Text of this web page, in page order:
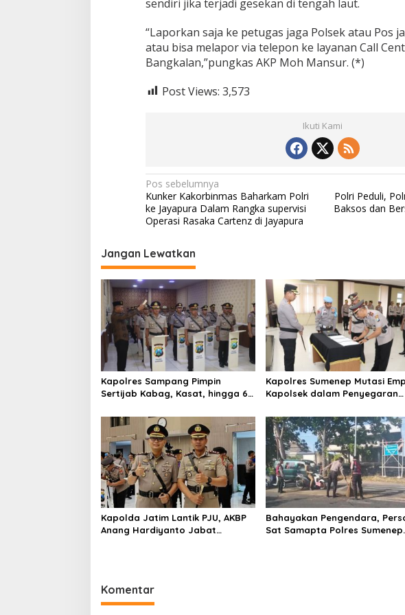
sendiri jika terjadi gesekan di tengah laut.
“Laporkan saja ke petugas jaga Polsek atau Pos
atau bisa melapor via telepon ke layanan Call
Bangkalan,”pungkas AKP Moh Mansur. (*)
Post Views: 3,573
Ikuti Kami
N
a
v
i
g
a
s
i
p
o
s
Pos sebelumnya
Kunker Kakorbinmas Baharkam Polri
ke Jayapura Dalam Rangka supervisi
Operasi Rasaka Cartenz di Jayapura
Polri Peduli,
Baksos dan
Jangan Lewatkan
Kapolres Sampang Pimpin
Sertijab Kabag, Kasat, hingga 6
Kapolres Sumenep Mutasi
Kapolsek dalam Penyegaran
Kapolda Jatim Lantik PJU, AKBP
Anang Hardiyanto Jabat
Bahayakan Pengendara,
Sat Samapta Polres Sumenep
Komentar